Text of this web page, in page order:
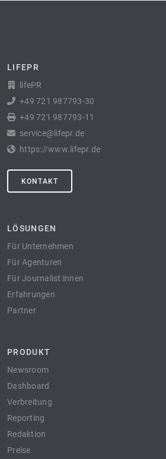
LIFEPR
lifePR
+49 721 987793-30
+49 721 987793-11
service@lifepr.de
https://www.lifepr.de
KONTAKT
LÖSUNGEN
Für Unternehmen
Für Agenturen
Für Journalist:innen
Erfahrungen
Partner
PRODUKT
Newsroom
Dashboard
Verbreitung
Reporting
Redaktion
Preise